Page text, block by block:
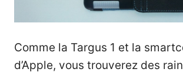
Comme la Targus 1 et la
d’Apple, vous trouverez des